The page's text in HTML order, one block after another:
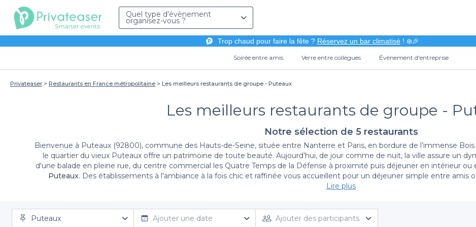
Quel type d'évènement
organisez-vous ?
Trop chaud pour faire la fête ? Réservez un bar climatisé! ❄️🎉
Soirée entre amis Verre entre collègues Évènement d'entreprise
Privateaser Restaurants en France métropolitaine Les meilleurs restaurants de groupe - Puteaux
Les meilleurs restaurants de groupe -
Notre sélection de 5 restaurants
Bienvenue à Puteaux (92800), commune des Hauts-de-Seine, située entre Nanterre et Paris, en bordure de l’immense
le quartier du vieux Puteaux offre un patrimoine de toute beauté. Aujourd’hui, de jour comme de nuit, la ville assure un
d'une balade en pleine rue, du centre commercial les Quatre Temps de la Défense à proximité puis déjeuner en intérieur ou
Puteaux. Des établissements à l'ambiance à la fois chic et raffinée vous accueillent pour un déjeuner simple entre amis
terminer votre journée en toute tranquillité, n’hésitez pas à réserver une table dans l’une des adresses de notre
amoureux, entrée plat dessert ou choix à la carte. Produits frais, cuisine maison, vous devriez trouver votre bonheur pour
Lire plus
Puteaux Ajouter une date Ajouter des participants